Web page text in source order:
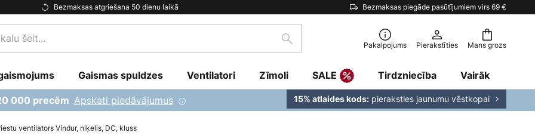
Bezmaksas atgriešana 50 dienu laikā Bezmaksas piegāde pasūtījumiem virs 69 €
Mans grozs
Meklēšana Pakalpojums Pierakstīties
Gaismas spuldzes Ventilatori Zīmoli SALE Tirdzniecība Vairāk
000 precēm Apskati piedāvājumus 15% atlaides kods: pieraksties jaunumu vēstkopai
ventilators Vindur, niķelis, DC, kluss